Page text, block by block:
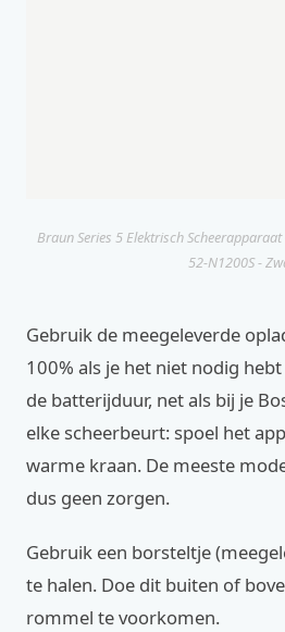
Braun Series 5 Elektrisch
52-N1200S -
Gebruik de meegeleverde
100% als je het niet nodig
de batterijduur, net als bij je
elke scheerbeurt: spoel het
warme kraan. De meeste
dus geen zorgen.
Gebruik een borsteltje
te halen. Doe dit buiten of
rommel te voorkomen.